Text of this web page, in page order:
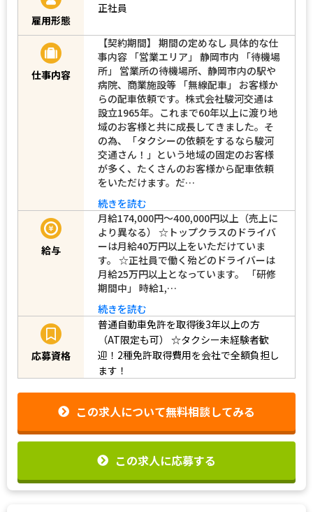
雇用形態
正社員
仕事内容
【契約期間】 期間の定めなし 具体的な仕
事内容 「営業エリア」 静岡市内 「待機場
所」 営業所の待機場所、静岡市内の駅や
病院、商業施設等 「無線配車」 お客様か
らの配車依頼です。株式会社駿河交通は
設立1965年。これまで60年以上に渡り地
域のお客様と共に成長してきました。そ
の為、「タクシーの依頼をするなら駿河
交通さん！」という地域の固定のお客様
が多く、たくさんのお客様から配車依頼
をいただけます。だ…
続きを読む
給与
月給174,000円～400,000円以上（売上に
より異なる） ☆トップクラスのドライバ
ーは月給40万円以上をいただけていま
す。 ☆正社員で働く殆どのドライバーは
月給25万円以上となっています。 「研修
期間中」 時給1,…
続きを読む
応募資格
普通自動車免許を取得後3年以上の方
（AT限定も可）
☆タクシー未経験者歓
迎！2種免許取得費用を会社で全額負担し
ます！
この求人について無料相談してみる
この求人に応募する